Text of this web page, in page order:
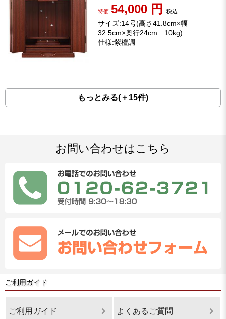
特価 54,000 円税込
サイズ:14号(高さ41.8cm×幅
32.5cm×奥行24cm 10kg)
仕様:紫檀調
もっとみる(＋15件)
お問い合わせはこちら
ご利用ガイド
ご利用ガイド よくあるご質問